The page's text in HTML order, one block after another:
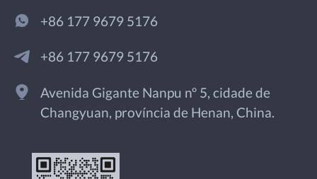
+86 177 9679 5176
+86 177 9679 5176
Avenida Gigante Nanpu nº 5, cidade de
Changyuan, província de Henan, China.